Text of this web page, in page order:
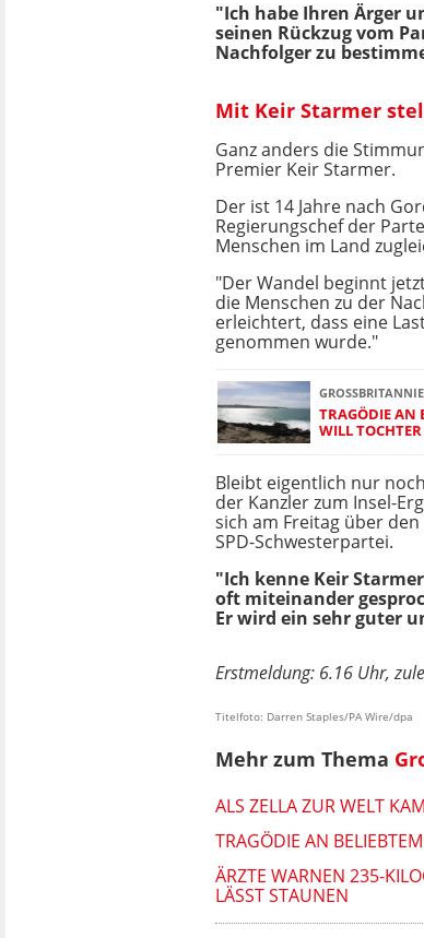
"Ich habe Ihren Ärger
seinen Rückzug vom
Nachfolger zu
Mit Keir Starmer
Ganz anders die
Premier Keir Starmer.
Der ist 14 Jahre nach
Regierungschef der
Menschen im Land
"Der Wandel beginnt
die Menschen zu der
erleichtert, dass eine
genommen wurde."
GROSSBRITANNIEN
TRAGÖDIE AN
WILL
Bleibt eigentlich nur
der Kanzler zum Insel-
sich am Freitag über
SPD-Schwesterpartei.
"Ich kenne Keir
oft miteinander
Er wird ein sehr guter
Erstmeldung: 6.16 Uhr,
Titelfoto: Darren Staples/PA Wire/dpa
Mehr zum Thema
ALS ZELLA ZUR WELT
TRAGÖDIE AN
ÄRZTE WARNEN 235-
LÄSST STAUNEN